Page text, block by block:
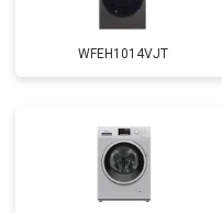
Замена мотора
Замена ТЭН
Замена блока управления
WFEH1014VJT